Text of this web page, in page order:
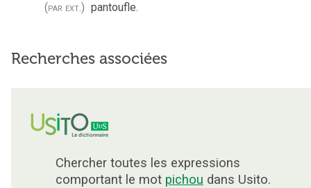
(par ext.) pantoufle.
Recherches associées
Chercher toutes les expressions
comportant le mot pichou dans Usito.